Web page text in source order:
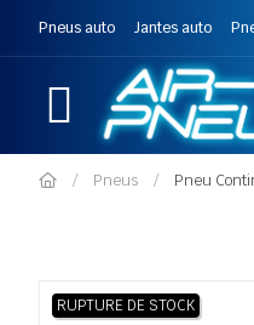
Pneus auto Jantes auto
Pneus Pneu
RUPTURE DE STOCK